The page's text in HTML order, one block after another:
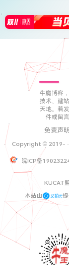
牛魔博客
技术、建
天地。若
件或留
免责声明
Copyright © 2019- ·
皖ICP备
KUCAT
本站由